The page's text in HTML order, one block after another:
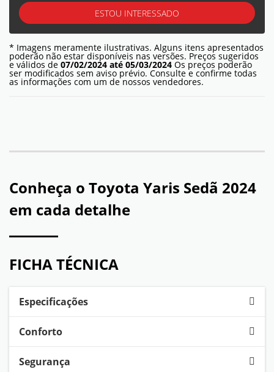
ESTOU INTERESSADO
* Imagens meramente ilustrativas. Alguns itens apresentados
poderão não estar disponíveis nas versões. Preços sugeridos
e válidos de 07/02/2024 até 05/03/2024 Os preços poderão
ser modificados sem aviso prévio. Consulte e confirme todas
as informações com um de nossos vendedores.
Conheça o Toyota Yaris Sedã 2024
em cada detalhe
FICHA TÉCNICA
Especificações
Conforto
Segurança